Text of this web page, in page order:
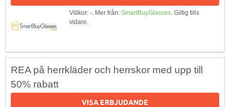
Villkor: -. Mer från: SmartBuyGlasses. Giltig tills
vidare.
REA på herrkläder och herrskor med upp till
50% rabatt
VISA ERBJUDANDE